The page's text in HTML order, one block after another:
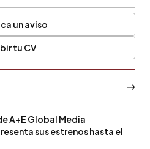
un aviso
tu CV
A+E Global Media
sus estrenos hasta el